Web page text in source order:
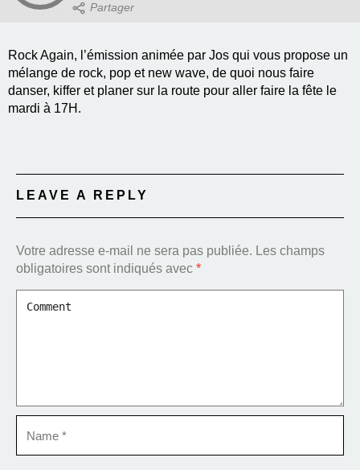
Rock Again, l’émission animée par Jos qui vous propose un
mélange de rock, pop et new wave, de quoi nous faire
danser, kiffer et planer sur la route pour aller faire la fête le
mardi à 17H.
LEAVE A REPLY
Votre adresse e-mail ne sera pas publiée. Les champs
obligatoires sont indiqués avec *